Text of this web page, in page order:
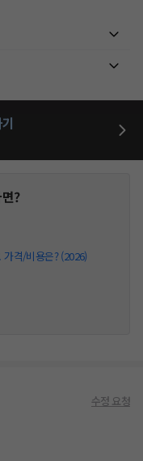
?
격/비용은? (2026)
수정 요청